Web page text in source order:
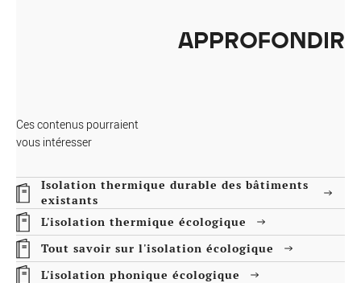
APPROFONDIR
Ces contenus pourraient
vous intéresser
Isolation thermique durable des bâtiments
existants
L'isolation thermique écologique
Tout savoir sur l'isolation écologique
L'isolation phonique écologique